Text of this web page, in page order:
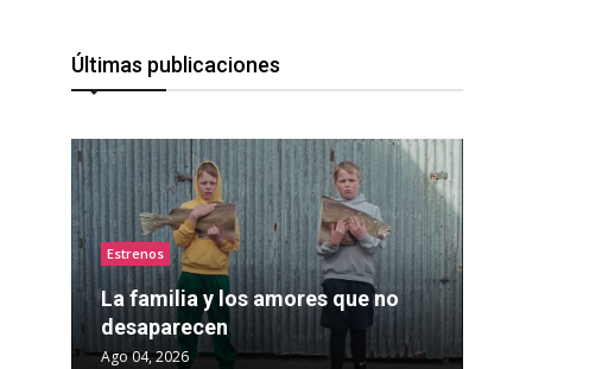
Últimas publicaciones
Estrenos
La familia y los amores que no
desaparecen
Ago 04, 2026